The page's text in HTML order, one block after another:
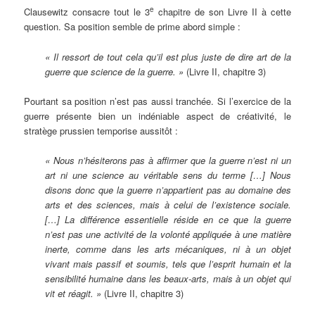
Clausewitz consacre tout le 3e chapitre de son Livre II à cette
question. Sa position semble de prime abord simple :
« Il ressort de tout cela qu’il est plus juste de dire art de la
guerre que science de la guerre. » (Livre II, chapitre 3)
Pourtant sa position n’est pas aussi tranchée. Si l’exercice de la
guerre présente bien un indéniable aspect de créativité, le
stratège prussien temporise aussitôt :
« Nous n’hésiterons pas à affirmer que la guerre n’est ni un
art ni une science au véritable sens du terme […] Nous
disons donc que la guerre n’appartient pas au domaine des
arts et des sciences, mais à celui de l’existence sociale.
[…] La différence essentielle réside en ce que la guerre
n’est pas une activité de la volonté appliquée à une matière
inerte, comme dans les arts mécaniques, ni à un objet
vivant mais passif et soumis, tels que l’esprit humain et la
sensibilité humaine dans les beaux-arts, mais à un objet qui
vit et réagit. » (Livre II, chapitre 3)